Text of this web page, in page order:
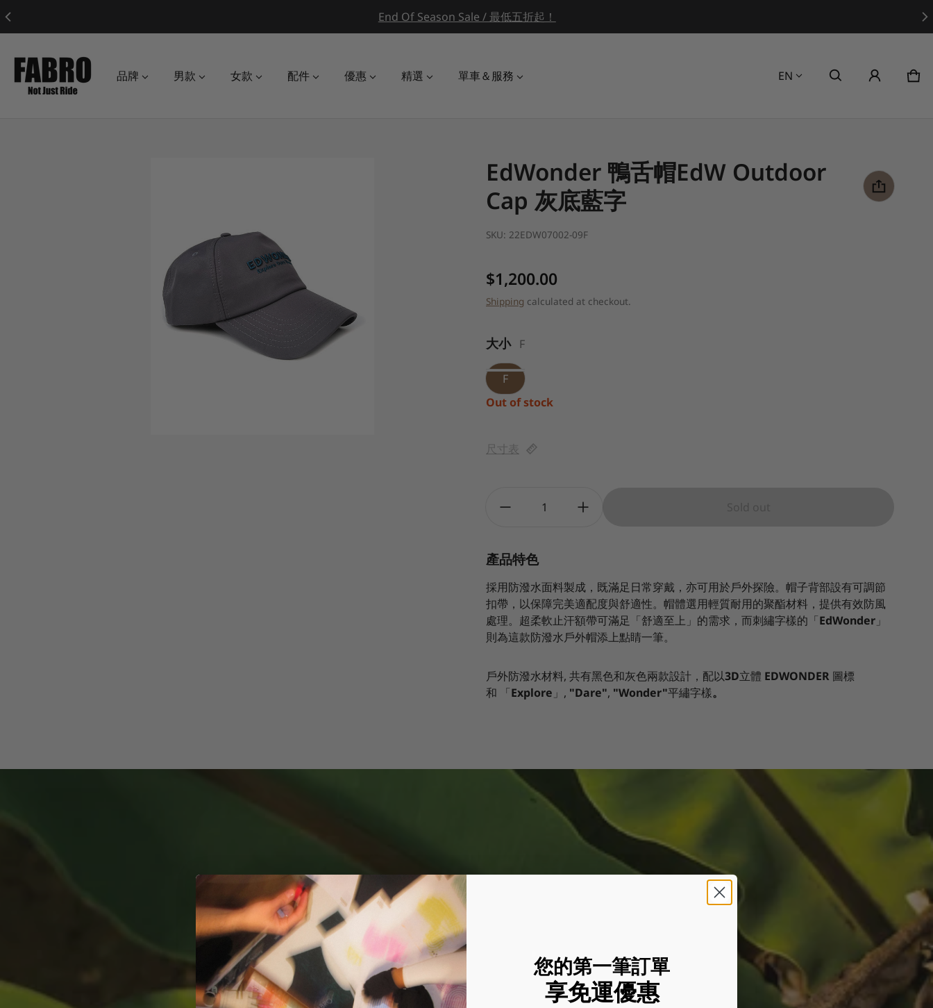
End Of Season Sale / 最低五折起！
品牌 男款 女款 配件 優惠 精選 單車＆服務 Language
EN 0
EdWonder 鴨舌帽EdW Outdoor
Cap 灰底藍字
SKU: 22EDW07002-09F
Regular price
$1,200.00
Shipping calculated at checkout.
大小 F
F
Out of stock
尺寸表
產品特色
採用防潑水面料製成，既滿足日常穿戴，亦可用於戶外探險。帽子背部設有可調節
扣帶，以保障完美適配度與舒適性。帽體選用輕質耐用的聚酯材料，提供有效防風
處理。超柔軟止汗額帶可滿足「舒適至上」的需求，而刺繡字樣的「EdWonder 」
則為這款防潑水戶外帽添上點睛一筆。
戶外防潑水材料, 共有黑色和灰色兩款設計，配以3D立體 EDWONDER 圖標
和
「Explore 」, "Dare", "Wonder"平繡字樣。
您的第一筆訂單
享免運優惠